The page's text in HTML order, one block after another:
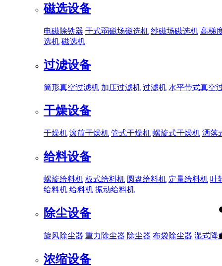
磁选设备
电磁除铁器 干式弱磁场磁选机 纱磁场磁选机 高梯
选机 磁选机
过滤设备
筒形真空过滤机 加压过滤机 过滤机 水平带式真空
干燥设备
干燥机 滚筒干燥机 管式干燥机 螺旋式干燥机 洒落
给料设备
螺旋给料机 板式给料机 圆盘给料机 定量给料机 叶
给料机 给料机 振动给料机
除尘设备
旋风除尘器 重力除尘器 除尘器 布袋除尘器 湿式降
浓缩设备